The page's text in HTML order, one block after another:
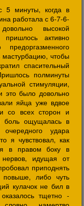
5 минуты, когда в
работала с 6-7-6-
высокой
активно
чтобы
спасительный
полминуты
стимуляции,
это было довольно
яйца уже вдвое
со всех сторон и
боль ощущалась в
удара
я чувствовал, как
в правом боку в
нервов, идущая от
приподнять
либо чуть
кулачок не бил в
тщетно -